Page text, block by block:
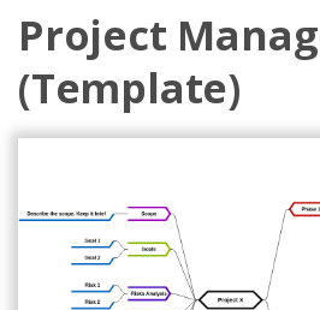
Project
(Template)